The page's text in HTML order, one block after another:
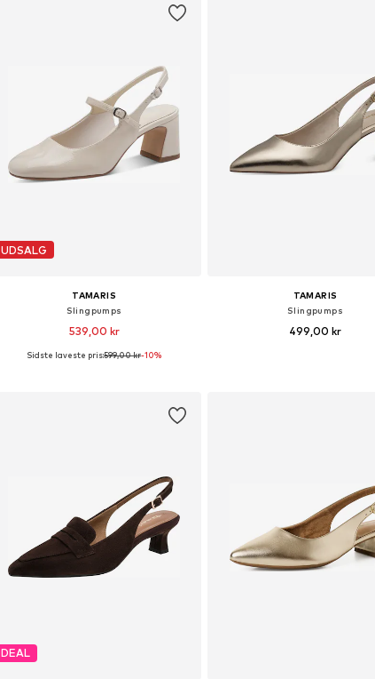
UDSALG
TAMARIS
Slingpumps
539,00 kr
Tilgængelige størrelser: 38, 41
Sidste laveste pris:599,00 kr-10%
TAMARIS
Slingpumps
499,00 kr
DEAL